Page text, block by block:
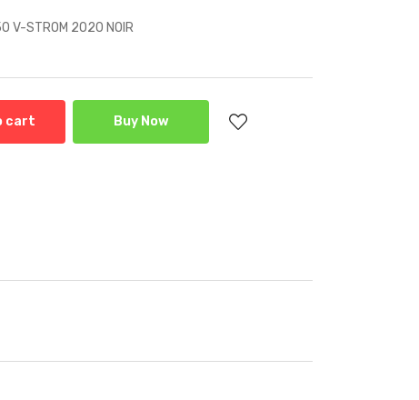
V-STROM 2020 NOIR
cart Buy Now